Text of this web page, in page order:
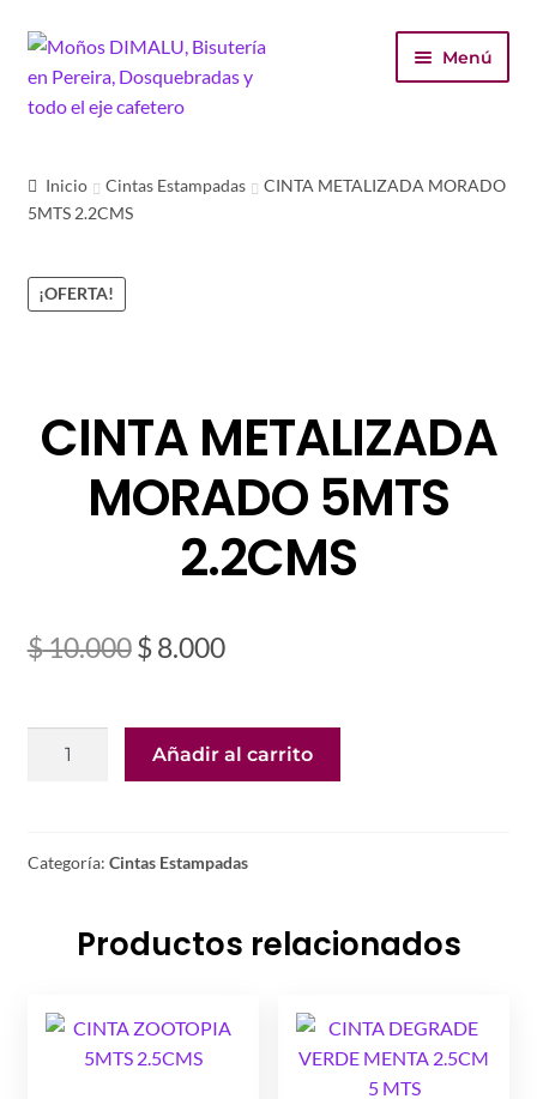
Ir
a
la
Ir
al
contenido
Menú
Tienda
Carrito
Inicio Cintas Estampadas
CINTA METALIZADA MORADO
5MTS 2.2CMS
¡OFERTA!
CINTA METALIZADA
MORADO 5MTS
2.2CMS
$10.000El
original
era:
$8.000El
actual
es:
CINTA
2.2CMS
Añadir al carrito
Categoría: Cintas Estampadas
Productos relacionados